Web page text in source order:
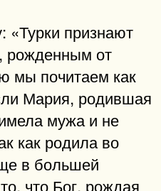
«Турки признают
рожденным от
мы почитаем как
Мария, родившая
мужа и не
как родила во
в большей
что Бог, рождая